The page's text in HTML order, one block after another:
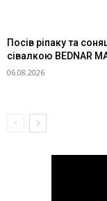
Посів ріпаку та
сівалкою BEDNAR
06.08.2026